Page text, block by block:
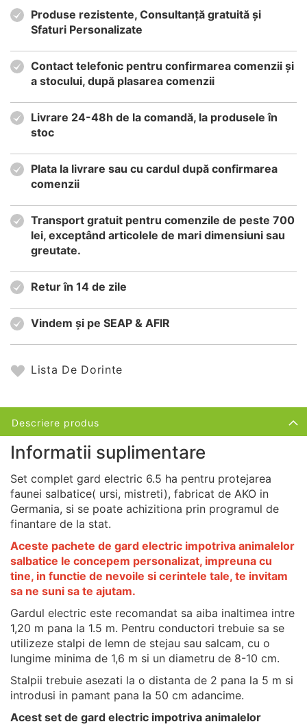
Produse rezistente, Consultanță gratuită și
Sfaturi Personalizate
Contact telefonic pentru confirmarea comenzii și
a stocului, după plasarea comenzii
Livrare 24-48h de la comandă, la produsele în
stoc
Plata la livrare sau cu cardul după confirmarea
comenzii
Transport gratuit pentru comenzile de peste 700
lei, exceptând articolele de mari dimensiuni sau
greutate.
Retur în 14 de zile
Vindem și pe SEAP & AFIR
Lista De Dorinte
Descriere produs
Informatii suplimentare
Set complet gard electric 6.5 ha pentru protejarea
faunei salbatice( ursi, mistreti), fabricat de AKO in
Germania, si se poate achizitiona prin programul de
finantare de la stat.
Aceste pachete de gard electric impotriva animalelor
salbatice le concepem personalizat, impreuna cu
tine, in functie de nevoile si cerintele tale, te invitam
sa ne suni sa te ajutam.
Gardul electric este recomandat sa aiba inaltimea intre
1,20 m pana la 1.5 m. Pentru conductori trebuie sa se
utilizeze stalpi de lemn de stejau sau salcam, cu o
lungime minima de 1,6 m si un diametru de 8-10 cm.
Stalpii trebuie asezati la o distanta de 2 pana la 5 m si
introdusi in pamant pana la 50 cm adancime.
Acest set de gard electric impotriva animalelor